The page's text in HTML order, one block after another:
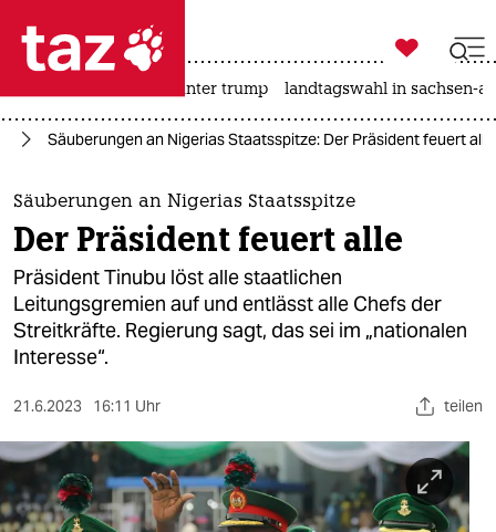
 taz zahl ich
taz zahl ich
themen
politik
öko
gesellschaft
kultur
sport
berlin

taz zahl ich
usa unter trump landtagswahl in sachsen-
Säuberungen an Nigerias Staatsspitze: Der Präsident feuert alle
Säuberungen an Nigerias Staatsspitze
Der Präsident feuert alle
Präsident Tinubu löst alle staatlichen
Leitungsgremien auf und entlässt alle Chefs der
Streitkräfte. Regierung sagt, das sei im „nationalen
Interesse“.
21.6.2023 16:11 Uhr teilen